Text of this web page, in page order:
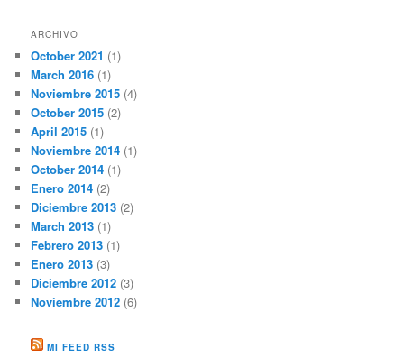
ARCHIVO
October 2021 (1)
March 2016 (1)
Noviembre 2015 (4)
October 2015 (2)
April 2015 (1)
Noviembre 2014 (1)
October 2014 (1)
Enero 2014 (2)
Diciembre 2013 (2)
March 2013 (1)
Febrero 2013 (1)
Enero 2013 (3)
Diciembre 2012 (3)
Noviembre 2012 (6)
MI FEED RSS